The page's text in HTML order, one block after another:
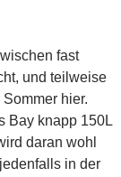
fast
und teilweise
hier.
Bay knapp 150L
daran wohl
in der